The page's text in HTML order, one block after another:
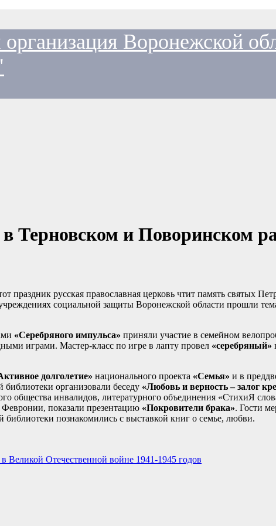
Воронежской
Терновском и Поворинском
праздник русская православная церковь чтит память святых
социальной защиты Воронежской области прошли
«Серебряного импульса» приняли участие в семейном
играми. Мастер-класс по игре в лапту провел «серебряный»
долголетие» национального проекта «Семья» и в
организовали беседу «Любовь и верность – залог
общества инвалидов, литературного объединения «СтихиЯ
показали презентацию «Покровители брака». Гости
библиотеки познакомились с выставкой книг о семье, любви.
Отечественной войне 1941-1945 годов